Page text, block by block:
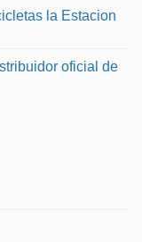
la Estacion
oficial de